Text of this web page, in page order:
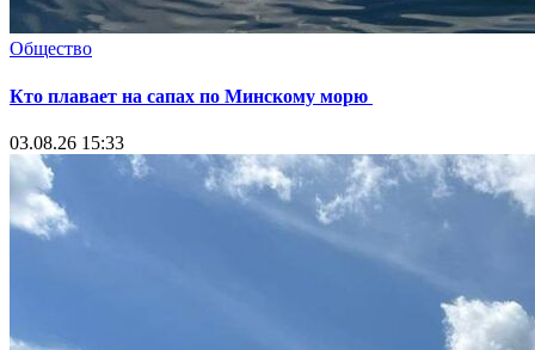
Общество
Кто плавает на сапах по Минскому морю
03.08.26 15:33